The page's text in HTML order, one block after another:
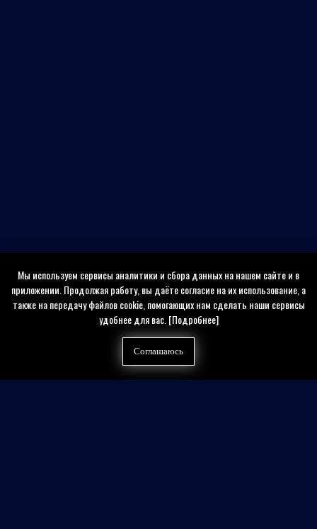
Мы используем сервисы аналитики и сбора данных на нашем сайте и в
приложении. Продолжая работу, вы даёте согласие на их использование, а
также на передачу файлов cookie, помогающих нам сделать наши сервисы
удобнее для вас.[Подробнее]
Соглашаюсь